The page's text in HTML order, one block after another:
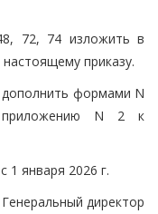
72, 74 изложить в
приказу.
дополнить формами N
приложению N 2 к
1 января 2026 г.
Генеральный директор